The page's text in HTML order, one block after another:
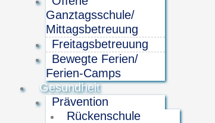
Ganztagsschule/
Mittagsbetreuung
Freitagsbetreuung
Bewegte Ferien/
Ferien-Camps
Gesundheit
Prävention
Rückenschule